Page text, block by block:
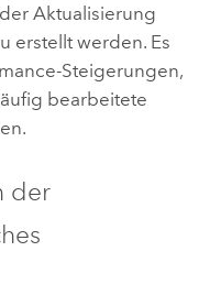
Aktualisierung
erstellt werden. Es
Steigerungen,
bearbeitete
der